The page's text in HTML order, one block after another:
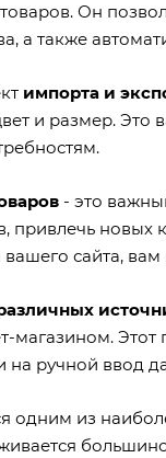
Он
а также
импорта и
и размер. Это
- это
привлечь новых
вашего сайта,
магазином. Этот
на ручной ввод
одним из